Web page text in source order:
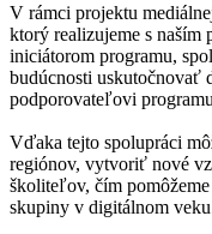
V rámci projektu
ktorý realizujeme s naším
iniciátorom programu,
budúcnosti uskutočnovať
podporovateľovi
Vďaka tejto spolupráci
regiónov, vytvoriť nové
školiteľov, čím
skupiny v digitálnom